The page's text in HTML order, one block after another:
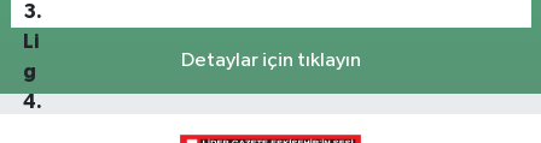
Detaylar için tıklayın